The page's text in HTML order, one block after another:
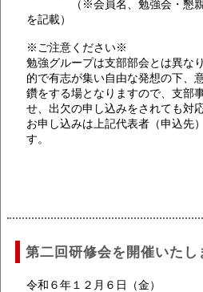
（※会員名、勉強会・懇親会
を記載）
※ご注意ください※
勉強グループは支部部会とは異な
的で有志が集い自由な発想の下、
鑽をする場となりますので、支部
せ、出欠の申し込みをされても対
お申し込みは上記代表者（申込先
す。
第二回研修会を開催いたし
令和６年１２月６日（金）